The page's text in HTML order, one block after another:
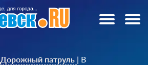
Дорожный патруль | В